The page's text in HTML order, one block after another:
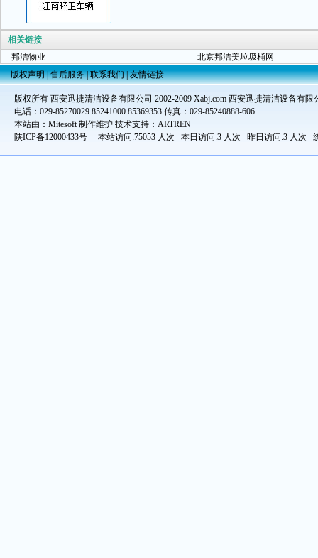
相关链接
邦洁物业
北京邦洁美垃圾桶网
版权声明|售后服务|联系我们|友情链接
版权所有 西安迅捷清洁设备有限公司 2002-2009 Xabj.com 西安迅捷清洁设备有限
电话：029-85270029 85241000 85369353 传真：029-85240888-606
本站由：Mitesoft 制作维护 技术支持：ARTREN
陕ICP备12000433号 本站访问:75053 人次 本日访问:3 人次 昨日访问:3 人次